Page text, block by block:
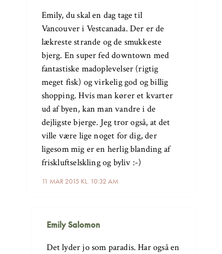
11 MAR 2015 KL. 10:32 AM
Emily, du skal en dag tage til
Vancouver i Vestcanada. Der er de
lækreste strande og de smukkeste
bjerg. En super fed downtown med
fantastiske madoplevelser (rigtig
meget fisk) og virkelig god og billig
shopping. Hvis man kører et kvarter
ud af byen, kan man vandre i de
dejligste bjerge. Jeg tror også, at det
ville være lige noget for dig, der
ligesom mig er en herlig blanding af
friskluftselskling og byliv :-)
Emily Salomon
Det lyder jo som paradis. Har også en